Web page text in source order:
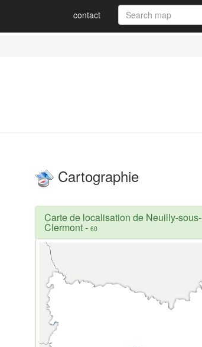
contact
Cartographie
Carte de localisation de Neuilly-sous-
Clermont- 60